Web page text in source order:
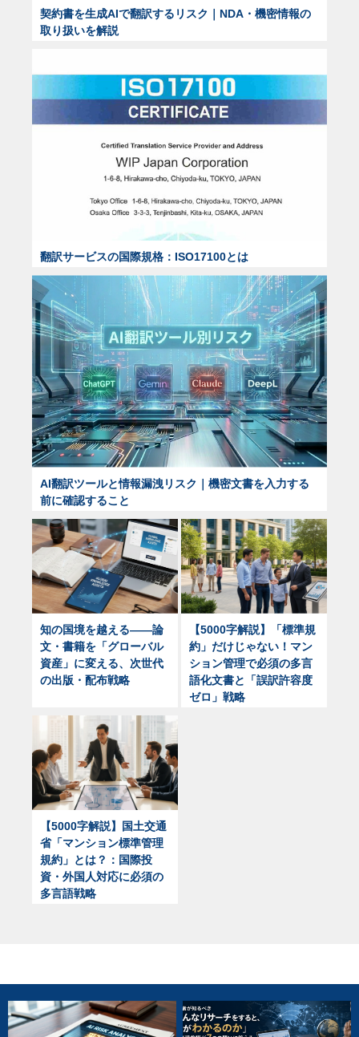
契約書を生成AIで翻訳するリスク｜NDA・機密情報の
取り扱いを解説
翻訳サービスの国際規格：ISO17100とは
AI翻訳ツールと情報漏洩リスク｜機密文書を入力する
前に確認すること
知の国境を越える——論
文・書籍を「グローバル
資産」に変える、次世代
の出版・配布戦略
【5000字解説】「標準規
約」だけじゃない！マン
ション管理で必須の多言
語化文書と「誤訳許容度
ゼロ」戦略
【5000字解説】国土交通
省「マンション標準管理
規約」とは？：国際投
資・外国人対応に必須の
多言語戦略